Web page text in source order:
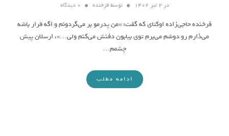
در توسطفرخنده ۰ دیدگاه
فرخنده حاجی‌زاده اوکتای که گفت: «من پدرمو بر می‌گردونم و اگه قرار باشه
می‌ذارم رو دوشم می‌برم توی بیابون دفنش می‌کنم ولی…»، ارسلان پیش
چشمم…
ادامه مطلب